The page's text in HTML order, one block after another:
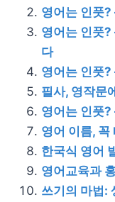
영어는 인풋?
영어는 인풋?
다
영어는 인풋?
필사, 영작문
영어는 인풋?
영어 이름, 꼭
한국식 영어
영어교육과
쓰기의 마법: